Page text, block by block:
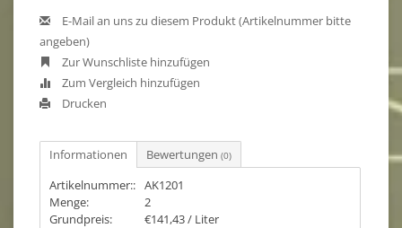
E-Mail an uns zu diesem Produkt (Artikelnummer bitte
angeben)
Zur Wunschliste hinzufügen
Zum Vergleich hinzufügen
Drucken
Informationen Bewertungen (0)
Artikelnummer:: AK1201
Menge:
2
Grundpreis:
€141,43 / Liter